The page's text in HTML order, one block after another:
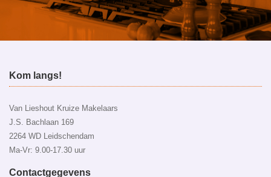
Kom langs!
Van Lieshout Kruize Makelaars
J.S. Bachlaan 169
2264 WD Leidschendam
Ma-Vr: 9.00-17.30 uur
Contactgegevens